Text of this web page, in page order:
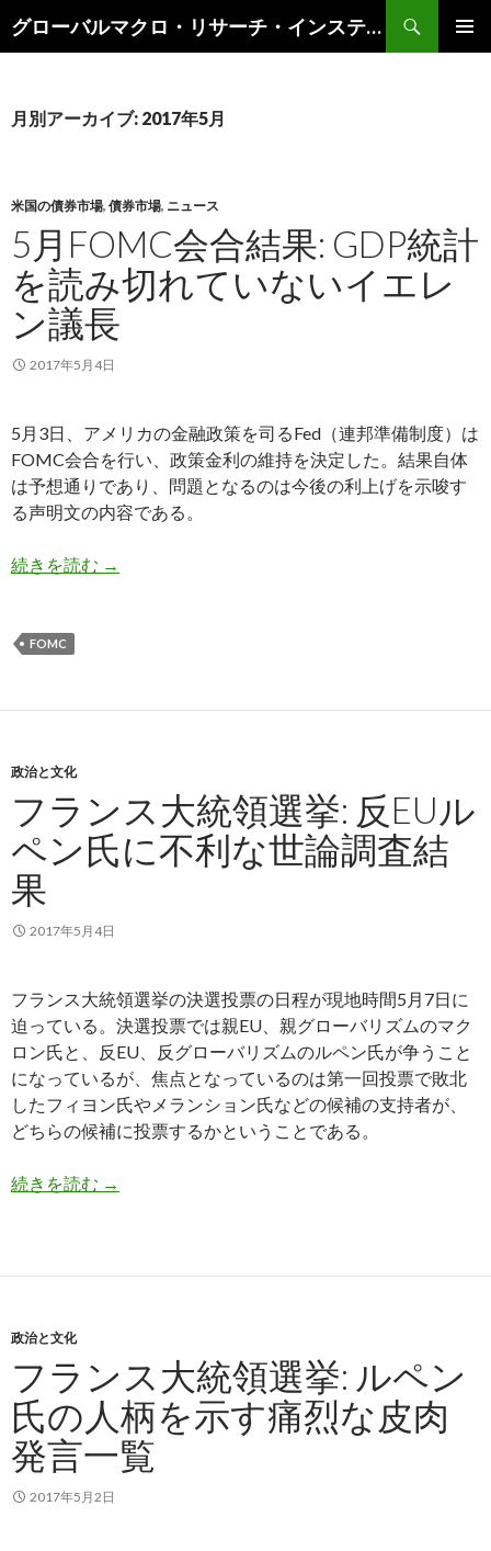
グローバルマクロ・リサーチ・インスティテュート
索
ン
キ
ッ
プ
月別アーカイブ: 2017年5月
米国の債券市場, 債券市場, ニュース
5月FOMC会合結果: GDP統計
を読み切れていないイエレ
ン議長
2017年5月4日
5月3日、アメリカの金融政策を司るFed（連邦準備制度）は
FOMC会合を行い、政策金利の維持を決定した。結果自体
は予想通りであり、問題となるのは今後の利上げを示唆す
る声明文の内容である。
続きを読む 5月FOMC会合結果: GDP統計を読み切れていな
→
FOMC
政治と文化
フランス大統領選挙: 反EUル
ペン氏に不利な世論調査結
果
2017年5月4日
フランス大統領選挙の決選投票の日程が現地時間5月7日に
迫っている。決選投票では親EU、親グローバリズムのマク
ロン氏と、反EU、反グローバリズムのルペン氏が争うこと
になっているが、焦点となっているのは第一回投票で敗北
したフィヨン氏やメランション氏などの候補の支持者が、
どちらの候補に投票するかということである。
続きを読む フランス大統領選挙: 反EUルペン氏に不利な世論
→
政治と文化
フランス大統領選挙: ルペン
氏の人柄を示す痛烈な皮肉
発言一覧
2017年5月2日